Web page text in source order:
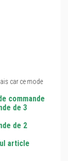
car ce mode
commande
de 3
de 2
article